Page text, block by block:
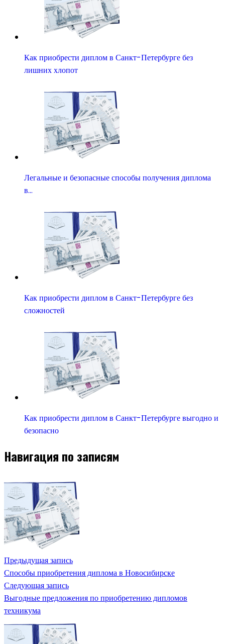
Как приобрести диплом в Санкт-Петербурге без
лишних хлопот
Легальные и безопасные способы получения диплома
в…
Как приобрести диплом в Санкт-Петербурге без
сложностей
Как приобрести диплом в Санкт-Петербурге выгодно и
безопасно
Навигация по записям
Предыдущая запись
Способы приобретения диплома в Новосибирске
Следующая запись
Выгодные предложения по приобретению дипломов
техникума